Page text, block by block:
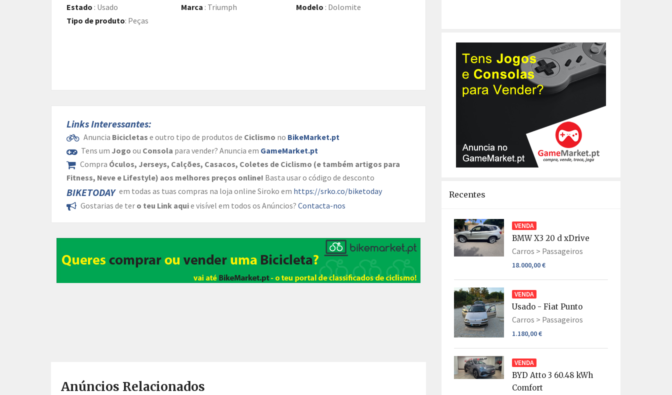
Estado : Usado Marca : Triumph Modelo : Dolomite
Tipo de produto: Peças
Links Interessantes:
Anuncia Bicicletas e outro tipo de produtos de Ciclismo no BikeMarket.pt
Tens um Jogo ou Consola para vender? Anuncia em GameMarket.pt
Compra Óculos, Jerseys, Calções, Casacos, Coletes de Ciclismo (e também artigos para
Fitness, Neve e Lifestyle) aos melhores preços online! Basta usar o código de desconto
BIKETODAY em todas as tuas compras na loja online Siroko em https://srko.co/biketoday
Gostarias de ter o teu Link aquie visível em todos os Anúncios? Contacta-nos
Anúncios Relacionados
Recentes
VENDA
BMW X3 20 d xDrive
Carros > Passageiros
18.000,00 €
VENDA
Usado - Fiat Punto
Carros > Passageiros
1.180,00 €
VENDA
BYD Atto 3 60.48 kWh
Comfort